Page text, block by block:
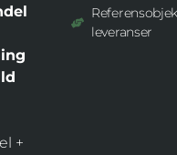
+
leveranser